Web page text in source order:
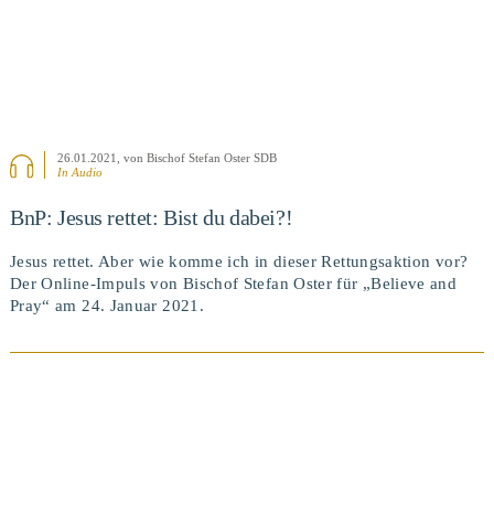
26.01.2021
, von Bischof Stefan Oster SDB
In Audio
BnP: Jesus rettet: Bist du dabei?!
Jesus rettet. Aber wie komme ich in dieser Rettungsaktion vor?
Der Online-Impuls von Bischof Stefan Oster für „Believe and
Pray“ am 24. Januar 2021.